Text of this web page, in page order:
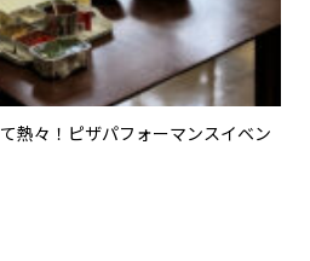
熱々！ピザパフォーマンスイベン